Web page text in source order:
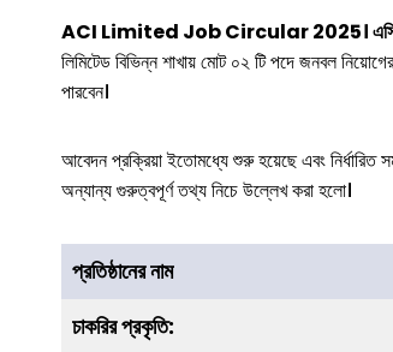
ACI Limited Job Circular 2025। এসিআই
লিমিটেড বিভিন্ন শাখায় মোট ০২ টি পদে জনবল
পারবেন।
আবেদন প্রক্রিয়া ইতোমধ্যে শুরু হয়েছে এবং নির্ধারিত
অন্যান্য গুরুত্বপূর্ণ তথ্য নিচে উল্লেখ করা হলো।
প্রতিষ্ঠানের নাম
চাকরিরপ্রকৃতি: